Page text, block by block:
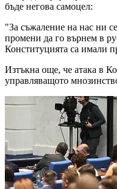
бъде негова самоцел:
"За съжаление на нас ни
промени да го върнем в
Конституцията са имали
Изтъкна още, че атака в
управляващото